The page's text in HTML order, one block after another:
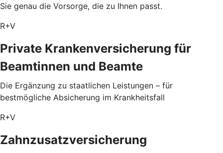
Sie genau die Vorsorge, die zu Ihnen passt.
R+V
Private Krankenversicherung für
Beamtinnen und Beamte
Die Ergänzung zu staatlichen Leistungen – für
bestmögliche Absicherung im Krankheitsfall
R+V
Zahnzusatzversicherung